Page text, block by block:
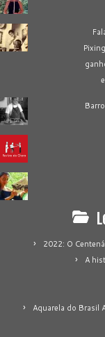
2022: O
A
Aquarela do Brasil